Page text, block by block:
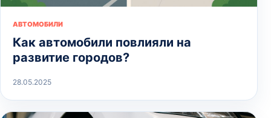
АВТОМОБИЛИ
Как автомобили повлияли на
развитие городов?
28.05.2025